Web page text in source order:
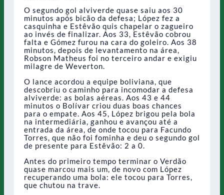
O segundo gol alviverde quase saiu aos 30
minutos após bicão da defesa; López fez a
casquinha e Estêvão quis chapelar o zagueiro
ao invés de finalizar. Aos 33, Estêvão cobrou
falta e Gómez furou na cara do goleiro. Aos 38
minutos, depois de levantamento na área,
Robson Matheus foi no terceiro andar e exigiu
milagre de Weverton.
O lance acordou a equipe boliviana, que
descobriu o caminho para incomodar a defesa
alviverde: as bolas aéreas. Aos 43 e 44
minutos o Bolívar criou duas boas chances
para o empate. Aos 45, López brigou pela bola
na intermediária, ganhou e avançou até a
entrada da área, de onde tocou para Facundo
Torres, que não foi fominha e deu o segundo gol
de presente para Estêvão: 2 a 0.
Antes do primeiro tempo terminar o Verdão
quase marcou mais um, de novo com López
recuperando uma bola: ele tocou para Torres,
que chutou na trave.